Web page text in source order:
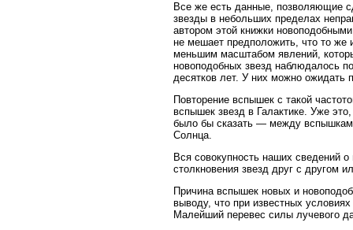
Все же есть данные, позволяющие
звезды в небольших пределах
автором этой книжки
не мешает предположить, что то же
меньшим масштабом явлений,
новоподобных звезд наблюдалось
десятков лет. У них можно ожидать
Повторение вспышек с такой
вспышек звезд в Галактике. Уже
было бы сказать — между
Солнца.
Вся совокупность наших сведений
столкновения звезд друг с другом
Причина вспышек новых и
выводу, что при известных
Малейший перевес силы лучевого